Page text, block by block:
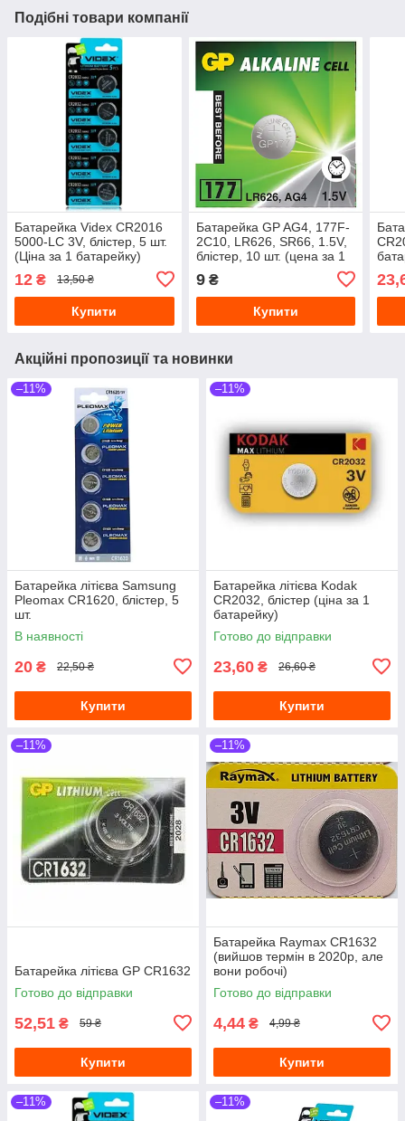
Подібні товари компанії
Батарейка Videx CR2016
5000-LC 3V, блістер, 5 шт.
(Ціна за 1 батарейку)
12 ₴ 13,50 ₴
Купити
Батарейка GP AG4, 177F-
2C10, LR626, SR66, 1.5V,
блістер, 10 шт. (цена за 1
9₴
Купити
Акційні пропозиції та новинки
–11%
Батарейка літієва Samsung
Pleomax CR1620, блістер, 5
шт.
В наявності
20 ₴ 22,50 ₴
Купити
–11%
Батарейка літієва Kodak
CR2032, блістер (ціна за 1
батарейку)
Готово до відправки
23,60 ₴ 26,60 ₴
Купити
–11%
Батарейка літієва GP CR1632
Готово до відправки
52,51 ₴ 59 ₴
Купити
–11%
Батарейка Raymax CR1632
(вийшов термін в 2020р, але
вони робочі)
Готово до відправки
4,44 ₴ 4,99 ₴
Купити
–11% –11%